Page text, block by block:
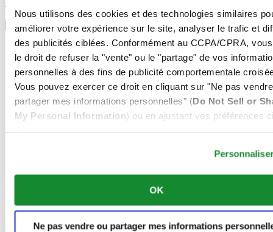
Nous utilisons des cookies et des technologies similaires
améliorer votre expérience sur le site, analyser le trafic et
des publicités ciblées. Conformément au CCPA/CPRA,
le droit de refuser la "vente" ou le "partage" de vos
personnelles à des fins de publicité comportementale
Vous pouvez exercer ce droit en cliquant sur "Ne pas
partager mes informations personnelles" (Do Not Sell or
My Personal Information) ou en ajustant vos préférences
OK
Ne pas vendre ou partager mes informations
Sélectionner un pays/une région
Sélecteur de langue
Allemagne
Autriche
Belgique
Français
Chine
English
Luxembourg
Français